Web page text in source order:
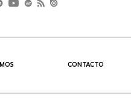
CONTACTO